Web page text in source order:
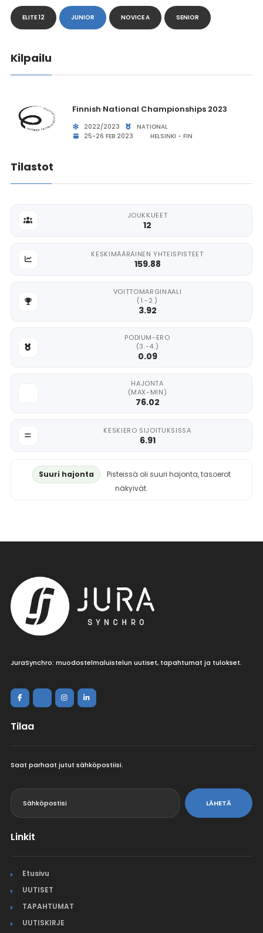
ELITE 12 JUNIOR NOVICE A SENIOR
Kilpailu
Finnish National Championships 2023
2022/2023
NATIONAL
25-26 FEB 2023
HELSINKI - FIN
Tilastot
JOUKKUEET
12
KESKIMÄÄRÄINEN YHTEISPISTEET
159.88
VOITTOMARGINAALI
(1.-2.)
3.92
PODIUM-ERO
(3.-4.)
0.09
HAJONTA
(MAX-MIN)
76.02
KESKIERO SIJOITUKSISSA
6.91
Suuri hajonta
Pisteissä oli suuri hajonta, tasoerot
näkyivät.
JuraSynchro: muodostelmaluistelun uutiset, tapahtumat ja tulokset.
Tilaa
Saat parhaat jutut sähköpostiisi.
LÄHETÄ
Linkit
Etusivu
UUTISET
TAPAHTUMAT
UUTISKIRJE